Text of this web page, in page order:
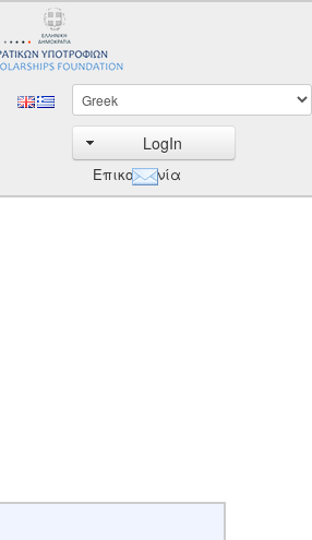
LogIn
Επικοινωνία